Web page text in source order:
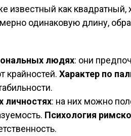
известный как квадратный,
одинаковую длину,
людях: они
крайностей. Характер по
личностях: на них можно
Психология